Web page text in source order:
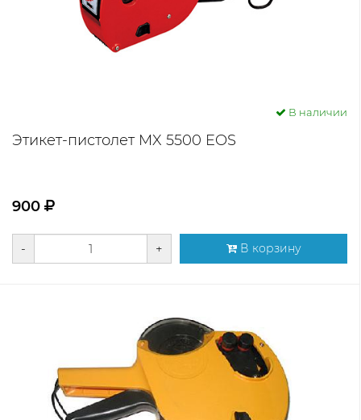
В наличии
Этикет-пистолет MX 5500 EOS
900
- + В корзину